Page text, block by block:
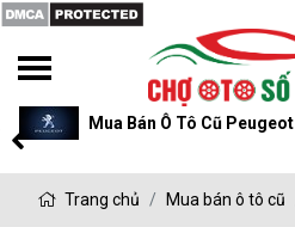
Mua Bán Ô Tô Cũ Peugeot
Trang chủ Mua bán ô tô cũ